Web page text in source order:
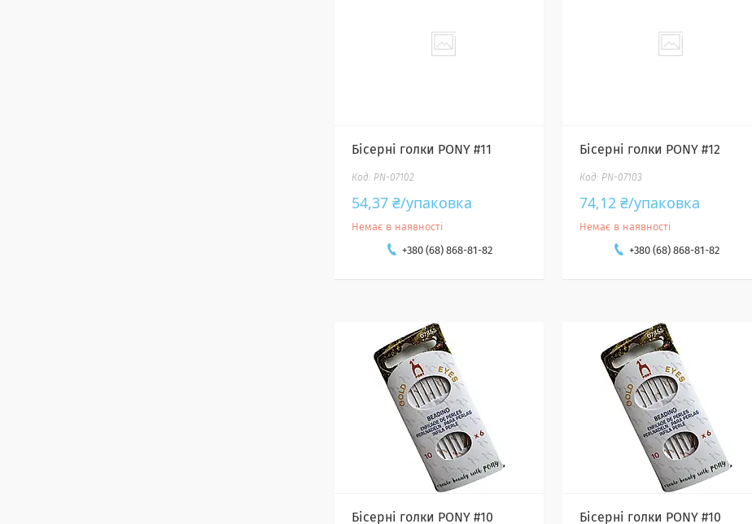
Бісерні голки PONY #11
PN-07102
54,37 ₴/упаковка
Немає в наявності
+380 (68) 868-81-82
Бісерні голки PONY #12
PN-07103
74,12 ₴/упаковка
Немає в наявності
+380 (68) 868-81-82
Бісерні голки PONY #10 Бісерні голки PONY #10